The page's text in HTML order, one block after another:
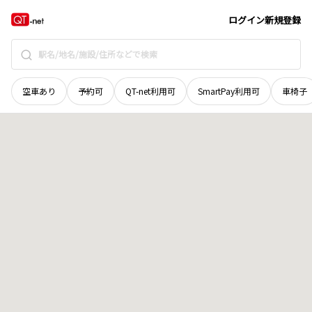
ログイン新規登録
空車あり 予約可 QT-net利用可 SmartPay利用可 車椅子
福井県